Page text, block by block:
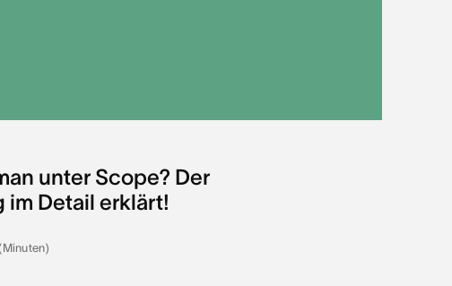
unter Scope? Der
im Detail erklärt!